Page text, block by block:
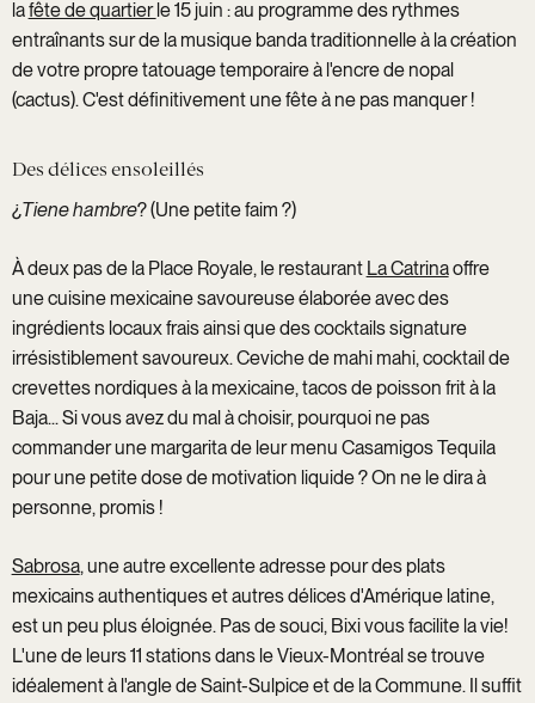
lafête de quartierle 15 juin : au programme des rythmes
entraînants sur de la musique banda traditionnelle à la création
de votre propre tatouage temporaire à l'encre de nopal
(cactus). C'est définitivement une fête à ne pas manquer !
Des délices ensoleillés
¿Tiene hambre? (Une petite faim ?)
À deux pas de la Place Royale, le restaurant La Catrinaoffre
une cuisine mexicaine savoureuse élaborée avec des
ingrédients locaux frais ainsi que des cocktails signature
irrésistiblement savoureux. Ceviche de mahi mahi, cocktail de
crevettes nordiques à la mexicaine, tacos de poisson frit à la
Baja... Si vous avez du mal à choisir, pourquoi ne pas
commander une margarita de leur menu Casamigos Tequila
pour une petite dose de motivation liquide ? On ne le dira à
personne, promis !
Sabrosa, une autre excellente adresse pour des plats
mexicains authentiques et autres délices d'Amérique latine,
est un peu plus éloignée. Pas de souci, Bixi vous facilite la vie!
L'une de leurs 11 stations dans le Vieux-Montréal se trouve
idéalement à l'angle de Saint-Sulpice et de la Commune. Il suffit